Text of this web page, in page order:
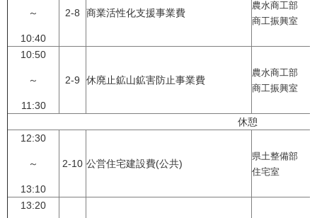
～
10:40
2-8 商業活性化支援事業費
農水商工部
商工振興室
10:50
～
11:30
2-9 休廃止鉱山鉱害防止事業費
農水商工部
商工振興室
休憩
12:30
～
13:10
2-10 公営住宅建設費(公共)
県土整備部
住宅室
13:20